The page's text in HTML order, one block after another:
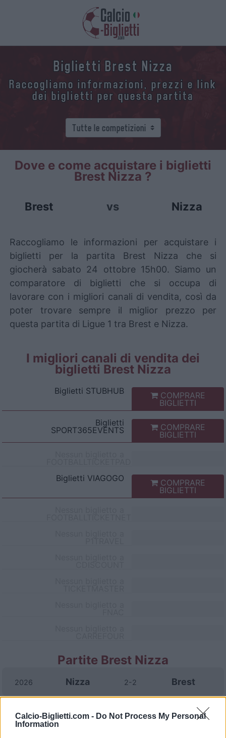
Calcio-Biglietti.com - Do Not Process My Personal
Information
Biglietti Brest Nizza
Raccogliamo informazioni, prezzi e link
dei biglietti per questa partita
Dove e come acquistare i biglietti
Brest Nizza ?
Brest vs Nizza
Raccogliamo le informazioni per acquistare i
biglietti per la partita Brest Nizza che si
giocherà sabato 24 ottobre 15h00. Siamo un
comparatore di biglietti che si occupa di
lavorare con i migliori canali di vendita, così da
poter trovare sempre il miglior prezzo per
questa partita di Ligue 1 tra Brest e Nizza.
I migliori canali di vendita dei
biglietti Brest Nizza
Biglietti STUBHUB COMPRARE
BIGLIETTI
Biglietti
SPORT365EVENTS COMPRARE
BIGLIETTI
Biglietti VIAGOGO COMPRARE
BIGLIETTI
Partite Brest Nizza
2026 Nizza 2-2 Brest
2025 Brest 4-1 Nizza